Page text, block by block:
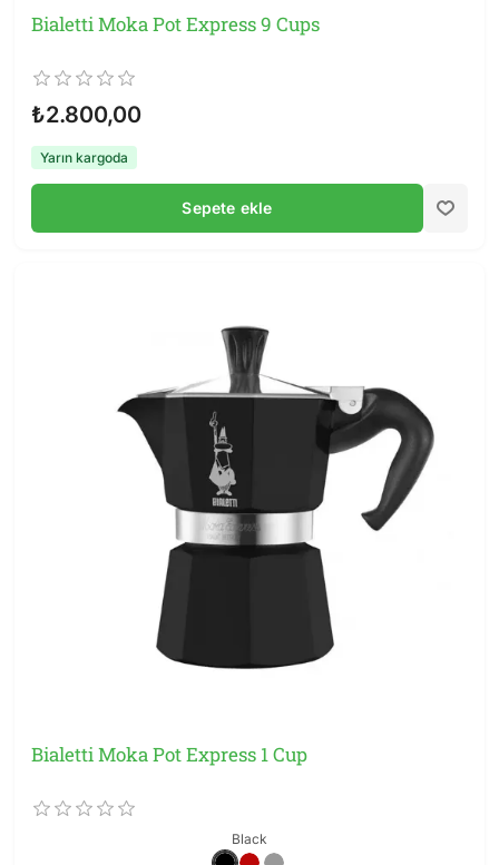
Bialetti Moka Pot Express 9 Cups
₺2.800,00
Yarın kargoda
Sepete ekle
Bialetti Moka Pot Express 1 Cup
Black